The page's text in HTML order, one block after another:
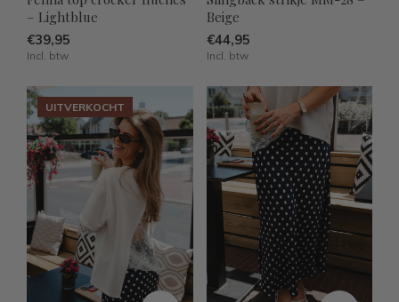
– Lightblue
€39,95
Incl. btw
Beige
€44,95
Incl. btw
UITVERKOCHT